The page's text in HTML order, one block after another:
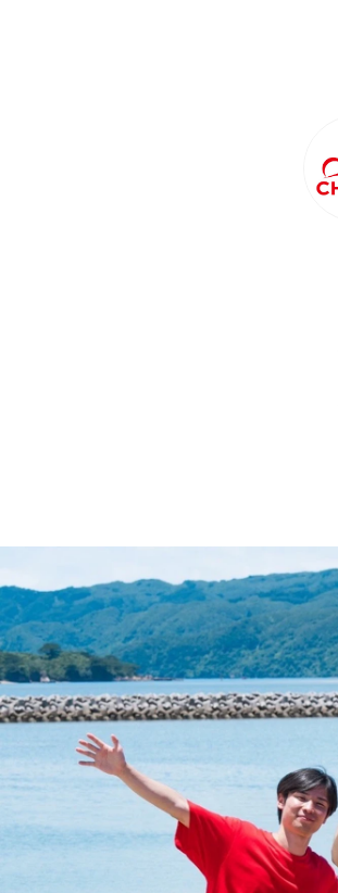
野中 千尋
株式会社地域ブランディング研究所 / 事業企画部